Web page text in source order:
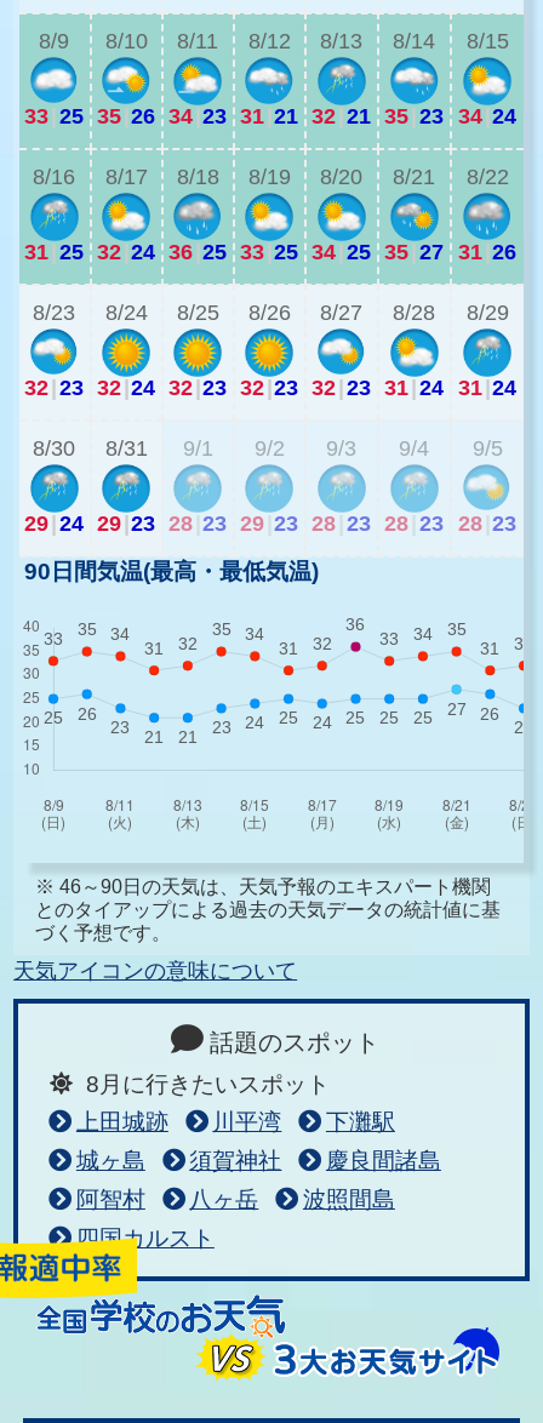
8/9
33 25
8/10
35 26
8/11
34 23
8/12
31 21
8/13
32 21
8/14
35 23
8/15
34 24
8/16
31 25
8/17
32 24
8/18
36 25
8/19
33 25
8/20
34 25
8/21
35 27
8/22
31 26
8/23
32 23
8/24
32 24
8/25
32 23
8/26
32 23
8/27
32 23
8/28
31 24
8/29
31 24
8/30
29 24
8/31
29 23
9/1
28 23
9/2
29 23
9/3
28 23
9/4
28 23
9/5
28 23
90日間気温(最高・最低気温)
※ 46～90日の天気は、天気予報のエキスパート機関
とのタイアップによる過去の天気データの統計値に基
づく予想です。
天気アイコンの意味について
話題のスポット
8月に行きたいスポット
上田城跡
川平湾
下灘駅
城ヶ島
須賀神社
慶良間諸島
阿智村
八ヶ岳
波照間島
四国カルスト